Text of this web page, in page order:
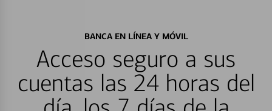
BANCA EN LÍNEA Y MÓVIL
Acceso seguro a sus
cuentas las 24 horas del